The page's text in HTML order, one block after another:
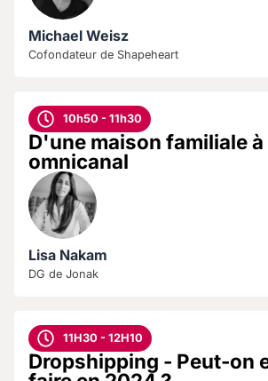
Michael Weisz
Cofondateur de Shapeheart
10h50 - 11h30
D'une maison familiale
omnicanal
Lisa Nakam
DG de Jonak
11H30 - 12H10
Dropshipping - Peut-on